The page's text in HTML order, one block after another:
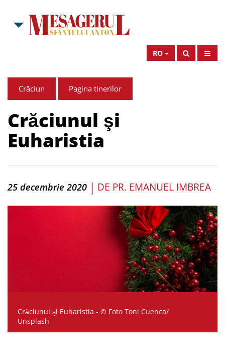
RO
Crăciun Pagina tinerilor
Crăciunul şi
Euharistia
25 decembrie 2020 | DE PR. EMANUEL IMBREA
Crăciunul şi Euharistia - © Foto Toni Cuenca/
Unsplash